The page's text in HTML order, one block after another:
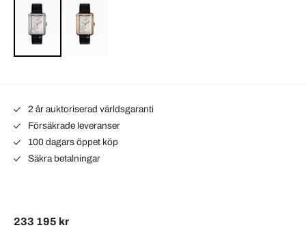
2 år auktoriserad världsgaranti
Försäkrade leveranser
100 dagars öppet köp
Säkra betalningar
233 195 kr